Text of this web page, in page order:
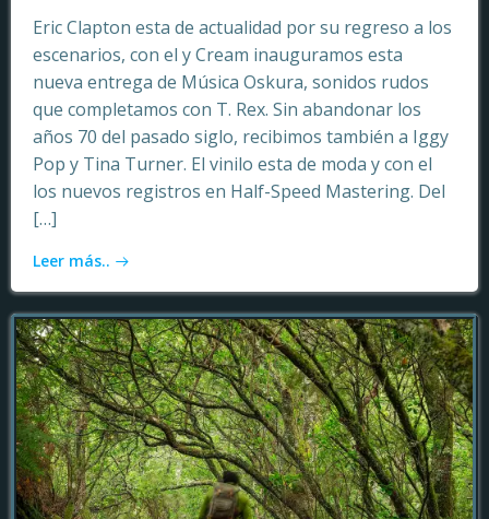
Eric Clapton esta de actualidad por su regreso a los
escenarios, con el y Cream inauguramos esta
nueva entrega de Música Oskura, sonidos rudos
que completamos con T. Rex. Sin abandonar los
años 70 del pasado siglo, recibimos también a Iggy
Pop y Tina Turner. El vinilo esta de moda y con el
los nuevos registros en Half-Speed Mastering. Del
[…]
Leer más..